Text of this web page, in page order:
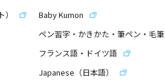
Baby Kumon
ペン習字・かきかた・筆ペン・毛筆
フランス語・ドイツ語
Japanese（日本語）